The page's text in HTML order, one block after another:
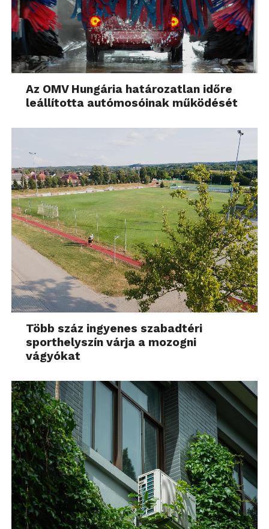
Az OMV Hungária határozatlan időre
leállította autómosóinak működését
Több száz ingyenes szabadtéri
sporthelyszín várja a mozogni
vágyókat